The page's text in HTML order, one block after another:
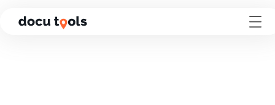
Przejdź do treści strony